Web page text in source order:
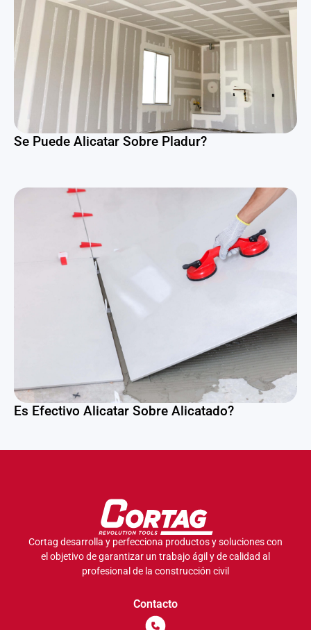
Se Puede Alicatar Sobre Pladur?
Es Efectivo Alicatar Sobre Alicatado?
Cortag desarrolla y perfecciona productos y soluciones con
el objetivo de garantizar un trabajo ágil y de calidad al
profesional de la construcción civil
Contacto